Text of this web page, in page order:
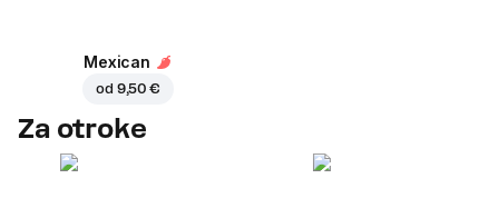
Mexican
od 9,50 €
Za otroke